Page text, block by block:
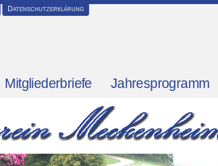
Datenschutzerklärung
Mitgliederbriefe Jahresprogramm